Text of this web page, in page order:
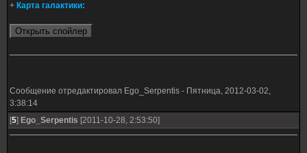
+ Карта галактики:
Сообщение отредактировал Ego_Serpentis - Пятница, 2012-03-02,
3:38:14
[5] Ego_Serpentis [2011-10-28, 2:53:50]